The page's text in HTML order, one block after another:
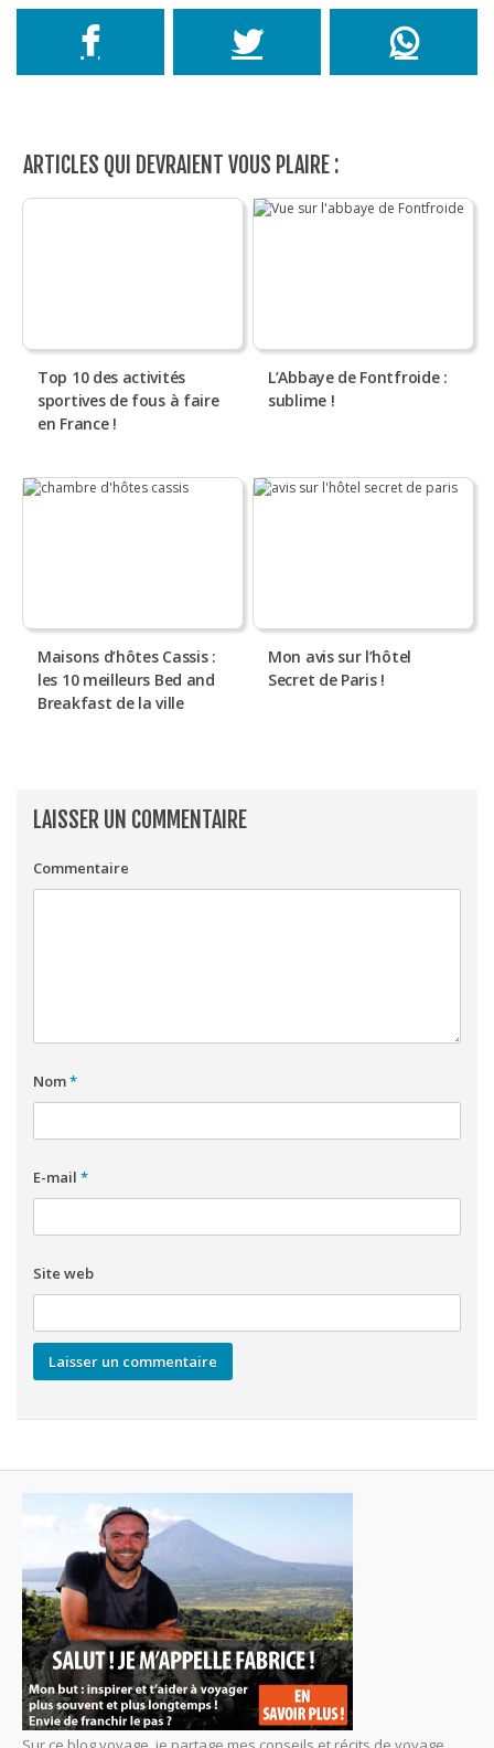
ARTICLES QUI DEVRAIENT VOUS PLAIRE :
Top 10 des activités
sportives de fous à faire
en France !
L’Abbaye de Fontfroide :
sublime !
Maisons d’hôtes Cassis :
les 10 meilleurs Bed and
Breakfast de la ville
Mon avis sur l’hôtel
Secret de Paris !
LAISSER UN COMMENTAIRE
Commentaire
Nom*
E-mail *
Site web